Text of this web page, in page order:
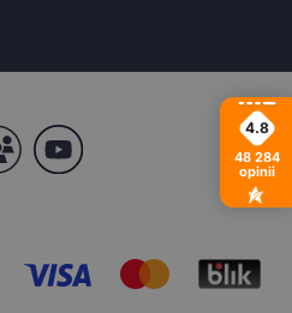
4.8
48 284
opinii